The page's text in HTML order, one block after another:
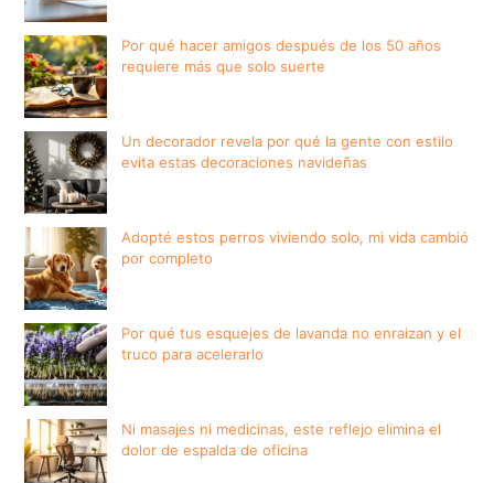
Por qué hacer amigos después de los 50 años
requiere más que solo suerte
Un decorador revela por qué la gente con estilo
evita estas decoraciones navideñas
Adopté estos perros viviendo solo, mi vida cambió
por completo
Por qué tus esquejes de lavanda no enraizan y el
truco para acelerarlo
Ni masajes ni medicinas, este reflejo elimina el
dolor de espalda de oficina